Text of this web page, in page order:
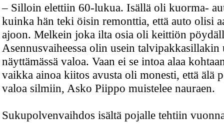
– Silloin elettiin 60-lukua. Isällä oli kuorma-
kuinka hän teki öisin remonttia, että auto olisi
ajoon. Melkein joka ilta osia oli keittiön
Asennusvaiheessa olin usein talvipakkasillakin
näyttämässä valoa. Vaan ei se intoa alaa
vaikka ainoa kiitos avusta oli monesti, että älä
valoa silmiin, Asko Piippo muistelee nauraen.
Sukupolvenvaihdos isältä pojalle tehtiin